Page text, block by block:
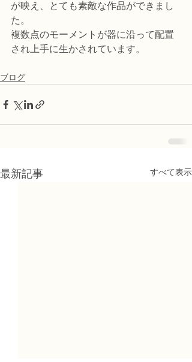
が映え、とても素敵な作品ができまし
た。
複数点のモーメントが器に沿って配置
され上手に生かされています。
ブログ
最新記事 すべて表示